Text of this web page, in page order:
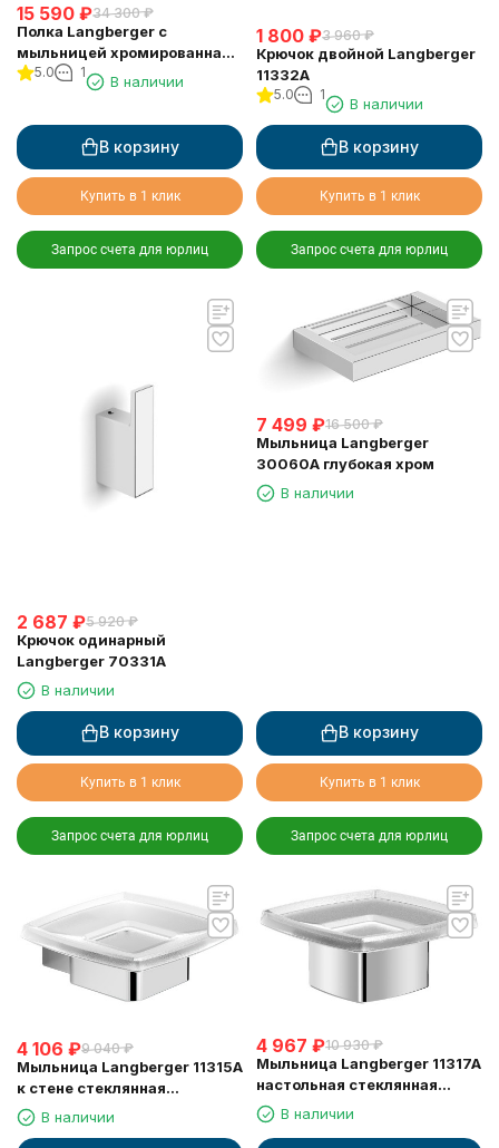
15 590 ₽34 300 ₽
Полка Langberger с
мыльницей хромированная
универсальная к стене 52 см
5.0 1
В наличии
В корзину
Купить в 1 клик
Запрос счета для юрлиц
1 800 ₽3 960 ₽
Крючок двойной Langberger
11332A
5.0 1
В наличии
В корзину
Купить в 1 клик
Запрос счета для юрлиц
2 687 ₽5 920 ₽
Крючок одинарный
Langberger 70331A
В наличии
В корзину
Купить в 1 клик
Запрос счета для юрлиц
7 499 ₽16 500 ₽
Мыльница Langberger
30060A глубокая хром
В наличии
В корзину
Купить в 1 клик
Запрос счета для юрлиц
4 106 ₽9 040 ₽
Мыльница Langberger 11315A
к стене стеклянная
квадратная
В наличии
4 967 ₽10 930 ₽
Мыльница Langberger 11317A
настольная стеклянная
квадратная
В наличии